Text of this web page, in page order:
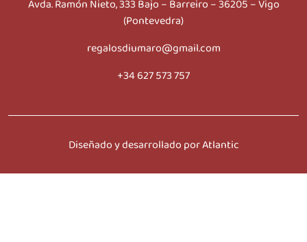
Avda. Ramón Nieto, 333 Bajo – Barreiro – 36205 – Vigo
(Pontevedra)
regalosdiumaro@gmail.com
+34 627 573 757
Diseñado y desarrollado por Atlantic